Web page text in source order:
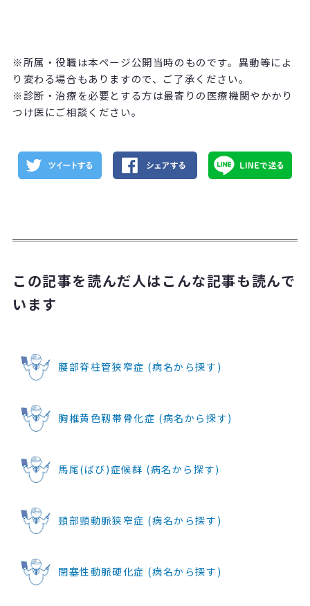
※所属・役職は本ページ公開当時のものです。異動等によ
り変わる場合もありますので、ご了承ください。
※診断・治療を必要とする方は最寄りの医療機関やかかり
つけ医にご相談ください。
この記事を読んだ人はこんな記事も読んで
います
腰部脊柱管狭窄症 (病名から探す)
胸椎黄色靱帯骨化症 (病名から探す)
馬尾(ばび)症候群 (病名から探す)
頸部頸動脈狭窄症 (病名から探す)
閉塞性動脈硬化症 (病名から探す)